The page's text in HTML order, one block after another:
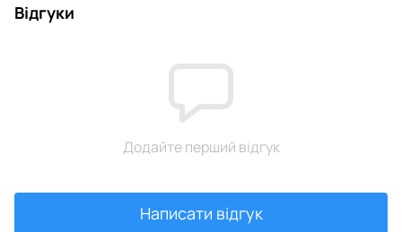
Відгуки
Додайте перший відгук
Написати відгук